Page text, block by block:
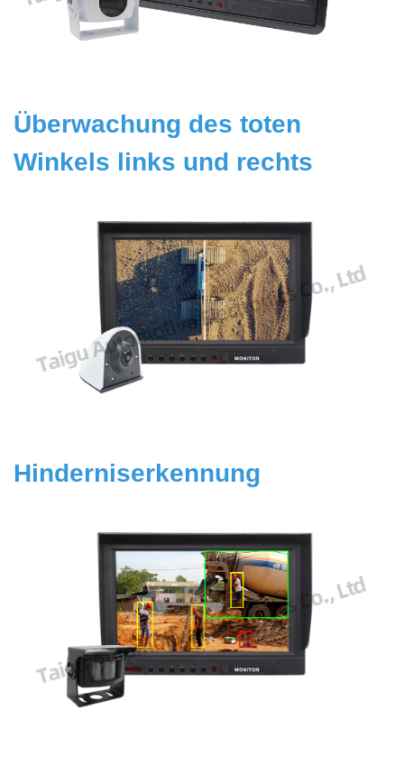
Überwachung des toten
Winkels links und rechts
Hinderniserkennung